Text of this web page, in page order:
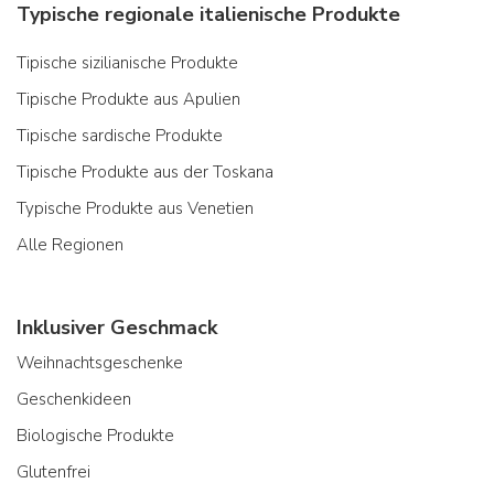
Typische regionale italienische Produkte
Tipische sizilianische Produkte
Tipische Produkte aus Apulien
Tipische sardische Produkte
Tipische Produkte aus der Toskana
Typische Produkte aus Venetien
Alle Regionen
Inklusiver Geschmack
Weihnachtsgeschenke
Geschenkideen
Biologische Produkte
Glutenfrei